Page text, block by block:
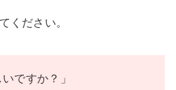
ください。
ですか？」